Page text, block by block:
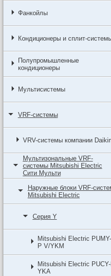
Фанкойлы
Кондиционеры и сплит-
Полупромышленные
кондиционеры
Мультисистемы
VRF-системы
VRV-системы компании
Мультизональные VRF-
системы Mitsubishi Electric
Сити Мульти
Наружные блоки VRF-
Мitsubishi Еlectric
Серия Y
Mitsubishi Electric PUMY-
P V/YKM
Mitsubishi Electric
YKA